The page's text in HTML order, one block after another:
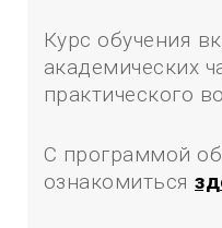
Курс обучения
академических
практического
С программой
ознакомиться